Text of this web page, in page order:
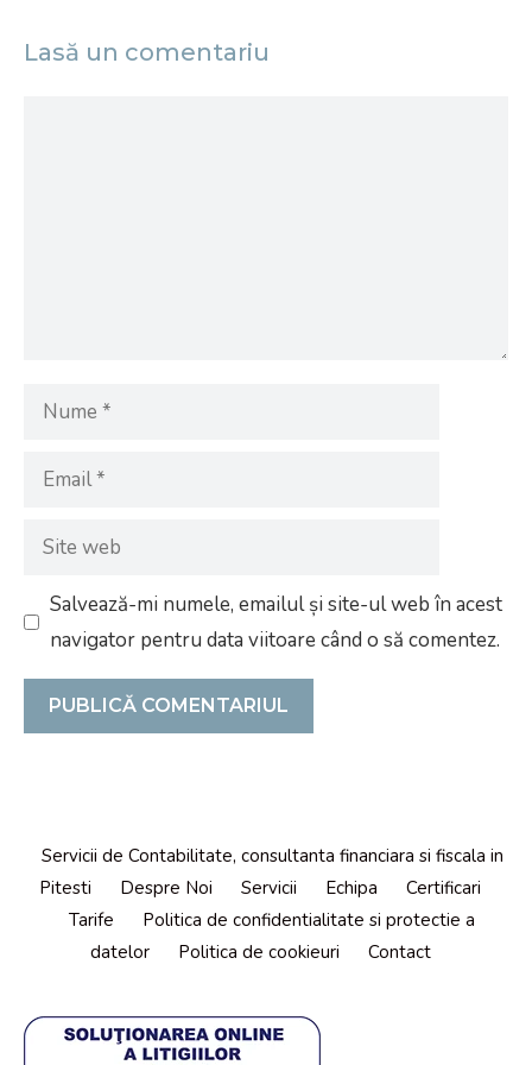
Lasă un comentariu
Nume
Email
Site
Salvează-mi numele, emailul și site-ul web în acest
navigator pentru data viitoare când o să comentez.
Servicii de Contabilitate, consultanta financiara si fiscala in
Pitesti
Despre Noi Servicii Echipa
Certificari
Tarife
Politica de confidentialitate si protectie a
datelor
Politica de cookieuri Contact